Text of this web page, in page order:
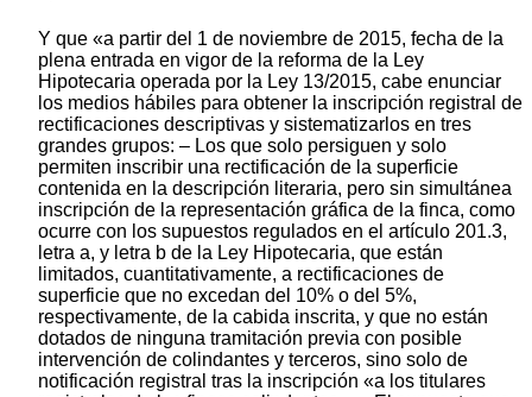
Y que «a partir del 1 de noviembre de 2015, fecha de la
plena entrada en vigor de la reforma de la Ley
Hipotecaria operada por la Ley 13/2015, cabe enunciar
los medios hábiles para obtener la inscripción registral de
rectificaciones descriptivas y sistematizarlos en tres
grandes grupos: – Los que solo persiguen y solo
permiten inscribir una rectificación de la superficie
contenida en la descripción literaria, pero sin simultánea
inscripción de la representación gráfica de la finca, como
ocurre con los supuestos regulados en el artículo 201.3,
letra a, y letra b de la Ley Hipotecaria, que están
limitados, cuantitativamente, a rectificaciones de
superficie que no excedan del 10% o del 5%,
respectivamente, de la cabida inscrita, y que no están
dotados de ninguna tramitación previa con posible
intervención de colindantes y terceros, sino solo de
notificación registral tras la inscripción «a los titulares